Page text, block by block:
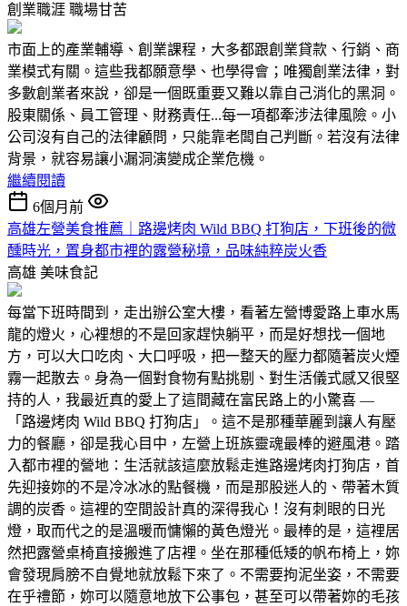
創業職涯 職場甘苦
市面上的產業輔導、創業課程，大多都跟創業貸款、行銷、商
業模式有關。這些我都願意學、也學得會；唯獨創業法律，對
多數創業者來說，卻是一個既重要又難以靠自己消化的黑洞。
股東關係、員工管理、財務責任...每一項都牽涉法律風險。小
公司沒有自己的法律顧問，只能靠老闆自己判斷。若沒有法律
背景，就容易讓小漏洞演變成企業危機。
繼續閱讀
6個月前
高雄左營美食推薦｜路邊烤肉 Wild BBQ 打狗店，下班後的微
醺時光，置身都市裡的露營秘境，品味純粹炭火香
高雄 美味食記
每當下班時間到，走出辦公室大樓，看著左營博愛路上車水馬
龍的燈火，心裡想的不是回家趕快躺平，而是好想找一個地
方，可以大口吃肉、大口呼吸，把一整天的壓力都隨著炭火煙
霧一起散去。身為一個對食物有點挑剔、對生活儀式感又很堅
持的人，我最近真的愛上了這間藏在富民路上的小驚喜 —
「路邊烤肉 Wild BBQ 打狗店」。這不是那種華麗到讓人有壓
力的餐廳，卻是我心目中，左營上班族靈魂最棒的避風港。踏
入都市裡的營地：生活就該這麼放鬆走進路邊烤肉打狗店，首
先迎接妳的不是冷冰冰的點餐機，而是那股迷人的、帶著木質
調的炭香。這裡的空間設計真的深得我心！沒有刺眼的日光
燈，取而代之的是溫暖而慵懶的黃色燈光。最棒的是，這裡居
然把露營桌椅直接搬進了店裡。坐在那種低矮的帆布椅上，妳
會發現肩膀不自覺地就放鬆下來了。不需要拘泥坐姿，不需要
在乎禮節，妳可以隨意地放下公事包，甚至可以帶著妳的毛孩